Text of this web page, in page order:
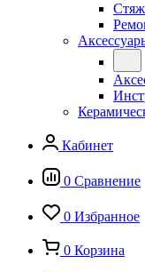
Кабинет
0 Сравнение
0 Избранное
0 Корзина